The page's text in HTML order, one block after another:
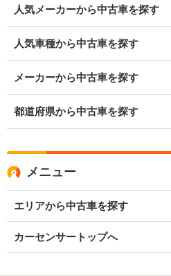
人気メーカーから中古車を探す
人気車種から中古車を探す
メーカーから中古車を探す
都道府県から中古車を探す
メニュー
エリアから中古車を探す
カーセンサートップへ